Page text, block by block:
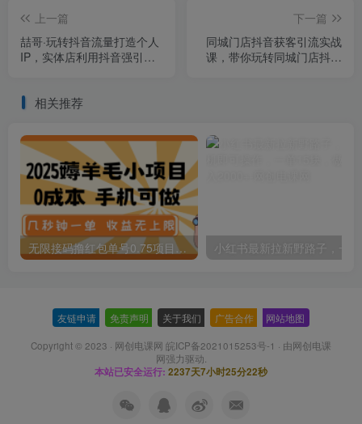
上一篇
喆哥·玩转抖音流量打造个人
IP，实体店利用抖音强引流
下一篇
同城门店抖音获客引流实战
课，带你玩转同城门店抖音
相关推荐
无限接码撸红包单号0.75项目无偿分享给你【揭秘】
友链申请 免责声明 关于我们 广告合作 网站地图
Copyright © 2023 · 网创电课网 皖ICP备2021015253号-1 · 由网创电课
网强力驱动.
本站已安全运行: 2237天7小时25分23秒